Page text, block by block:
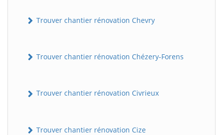
Trouver chantier rénovation Chevry
Trouver chantier rénovation Chézery-Forens
Trouver chantier rénovation Civrieux
Trouver chantier rénovation Cize